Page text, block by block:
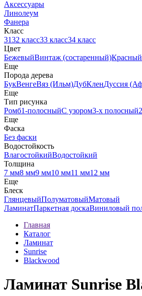
Аксессуары
Линолеум
Фанера
Класс
3132 класс33 класс34 класс
Цвет
БежевыйВинтаж (состаренный)Красный
Еще
Порода дерева
БукВенгеВяз (Ильм)ДубКленДуссия
Еще
Тип рисунка
Ромб1-полосныйС узором3-х полосный
Еще
Фаска
Без фаски
Водостойкость
ВлагостойкийВодостойкий
Толщина
7 мм8 мм9 мм10 мм11 мм12 мм
Еще
Блеск
ГлянцевыйПолуматовыйМатовый
ЛаминатПаркетная доскаВиниловый
Главная
Каталог
Ламинат
Sunrise
Blackwood
Ламинат Sunrise